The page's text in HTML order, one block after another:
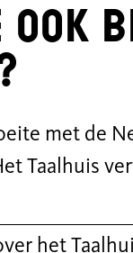
ook
met de
Taalhuis
het